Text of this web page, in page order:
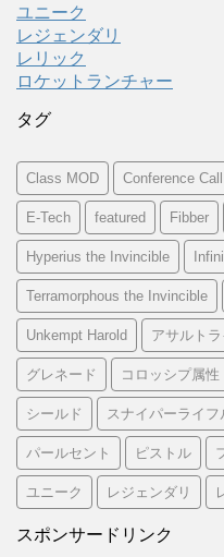
ユニーク
レジェンダリ
レリック
ロケットランチャー
タグ
Class MOD Conference Call
E-Tech featured Fibber
Hyperius the Invincible
Terramorphous the Invincible
Unkempt Harold アサルト
グレネード コロッシプ属性
シールド スナイパーライフ
パールセント ピストル
ユニーク レジェンダリ
スポンサードリンク